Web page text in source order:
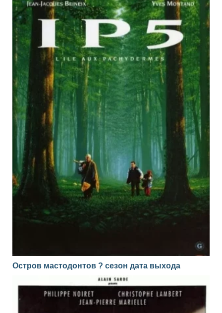
Остров мастодонтов ? сезон дата выхода